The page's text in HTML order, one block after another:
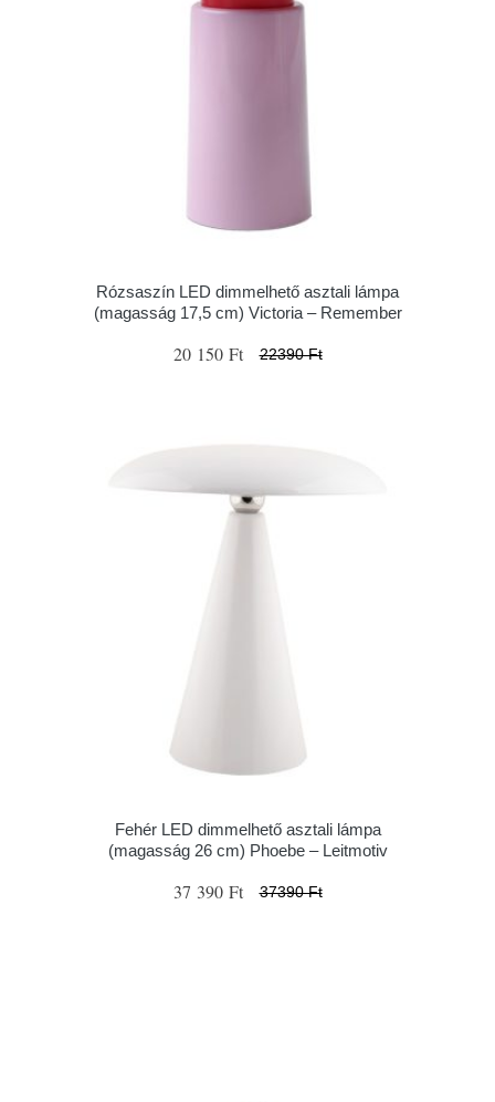
Rózsaszín LED dimmelhető asztali lámpa
(magasság 17,5 cm) Victoria – Remember
20 150 Ft 22390 Ft
Fehér LED dimmelhető asztali lámpa
(magasság 26 cm) Phoebe – Leitmotiv
37 390 Ft 37390 Ft